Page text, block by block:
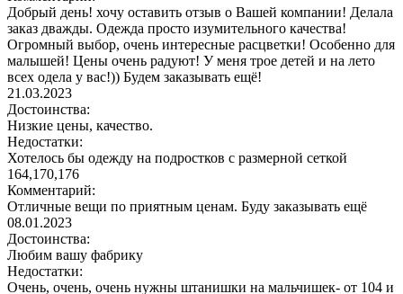
Добрый день! хочу оставить отзыв о Вашей компании! Делала
заказ дважды. Одежда просто изумительного качества!
Огромный выбор, очень интересные расцветки! Особенно для
малышей! Цены очень радуют! У меня трое детей и на лето
всех одела у вас!)) Будем заказывать ещё!
21.03.2023
Достоинства:
Низкие цены, качество.
Недостатки:
Хотелось бы одежду на подростков с размерной сеткой
164,170,176
Комментарий:
Отличные вещи по приятным ценам. Буду заказывать ещё
08.01.2023
Достоинства:
Любим вашу фабрику
Недостатки:
Очень, очень, очень нужны штанишки на мальчишек- от 104 и